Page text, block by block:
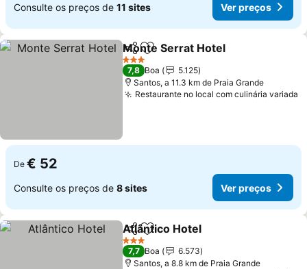
Consulte os preços de 11 sites Ver preços
PartilharAdicionar aos favoritos
Monte Serrat Hotel
3 Estrelas
7,8 Boa
5.125
Santos, a 11.3 km de Praia Grande
Restaurante no local com culinária variada
De € 52
Consulte os preços de 8 sites Ver preços
PartilharAdicionar aos favoritos
Atlântico Hotel
3 Estrelas
7,7 Boa
6.573
Santos, a 8.8 km de Praia Grande